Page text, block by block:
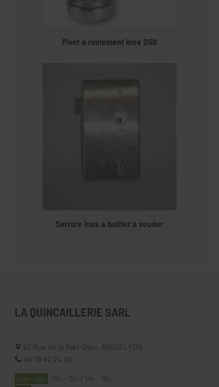
Pivot à roulement inox D50
Serrure inox à boitier à souder
LA QUINCAILLERIE SARL
82 Rue de la Part-Dieu, 69003
LYON
04 78 42 24 08
Lun - Jeu
08h - 12h / 14h - 18h